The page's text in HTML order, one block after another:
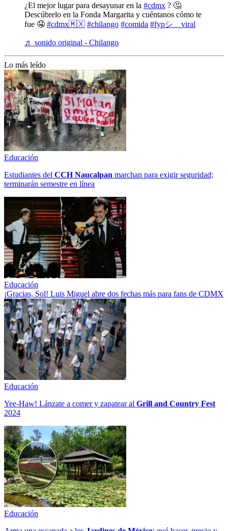
¿El mejor lugar para desayunar en la #cdmx ? 🤔
Descúbrelo en la Fonda Margarita y cuéntanos cómo te
fue 🤤 #cdmx🇲🇽 #chilango #comida #fypシ゚viral
♬ sonido original - Chilango
Lo más leído
Educación
Estudiantes del CCH Naucalpan marchan para exigir seguridad;
terminarán semestre en línea
Educación
¡Gracias, Sol! Luis Miguel abre dos fechas más para fans de CDMX
Educación
Yee-Haw! Lánzate a comer y zapatear al Grill and Country Fest
2024
Educación